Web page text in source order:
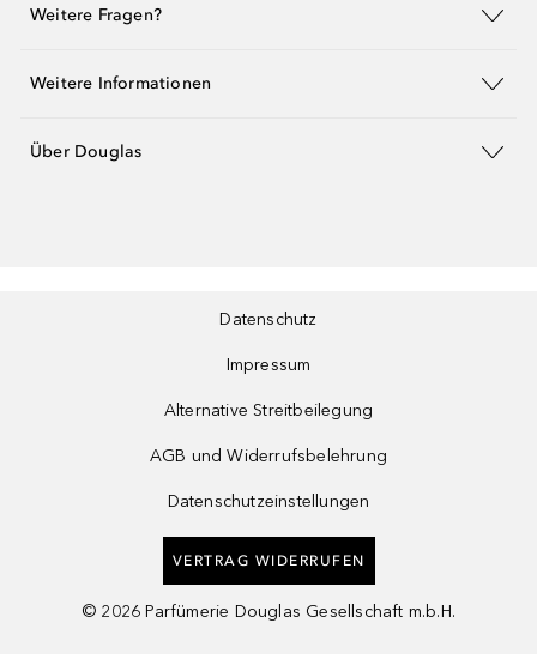
Weitere Fragen?
Weitere Informationen
Über Douglas
Datenschutz
Impressum
Alternative Streitbeilegung
AGB und Widerrufsbelehrung
Datenschutzeinstellungen
VERTRAG WIDERRUFEN
© 2026 Parfümerie Douglas Gesellschaft m.b.H.